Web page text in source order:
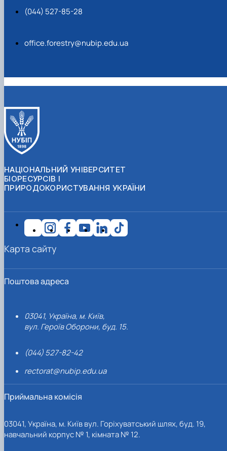
(044) 527-85-28
office.forestry@nubip.edu.ua
НАЦІОНАЛЬНИЙ УНІВЕРСИТЕТ
БІОРЕСУРСІВ І
ПРИРОДОКОРИСТУВАННЯ УКРАЇНИ
Поштова адреса
03041, Україна, м. Київ,
вул. Героїв Оборони, буд. 15.
(044) 527-82-42
rectorat@nubip.edu.ua
Приймальна комісія
03041, Україна, м. Київ вул. Горіхуватський шлях, буд. 19,
навчальний корпус № 1, кімната № 12.
Карта сайту